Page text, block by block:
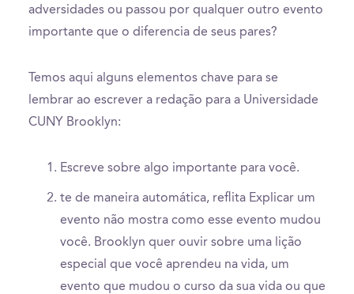
adversidades ou passou por qualquer outro evento
importante que o diferencia de seus pares?
Temos aqui alguns elementos chave para se
lembrar ao escrever a redação para a Universidade
CUNY Brooklyn:
Escreve sobre algo importante para você.
te de maneira automática, reflita Explicar um
evento não mostra como esse evento mudou
você. Brooklyn quer ouvir sobre uma lição
especial que você aprendeu na vida, um
evento que mudou o curso da sua vida ou que